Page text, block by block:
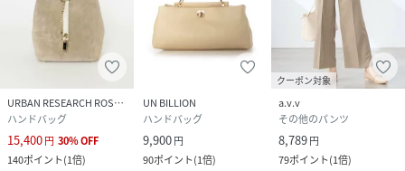
URBAN RESEARCH ROSSO
ハンドバッグ
15,400円 30%OFF
140ポイント(1倍)
UN BILLION
ハンドバッグ
9,900円
90ポイント(1倍)
クーポン対象
a.v.v
その他のパンツ
8,789円
79ポイント(1倍)